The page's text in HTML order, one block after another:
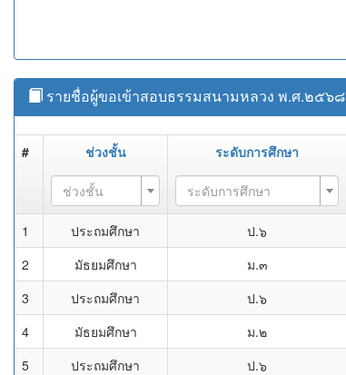
รายชื่อผู้ขอเข้าสอบธรรมสนามหลวง พ.ศ.๒๕๖๘
# ช่วงชั้น ระดับการศึกษา
ช่วงชั้น ระดับการศึกษา
1 ประถมศึกษา ป.๖
2
มัธยมศึกษา ม.๓
3
ประถมศึกษา ป.๖
4
มัธยมศึกษา ม.๒
5
ประถมศึกษา ป.๖